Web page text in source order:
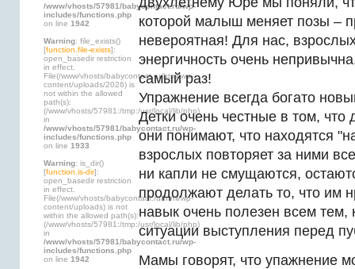
/www/vhosts/57981/babycontact.ru/wp-
includes/functions.php
on line 1942
Warning: file_exists()
[function.file-exists]:
open_basedir restriction
in effect.
File(/www/vhosts/babycontact.ru/html/wp-
content/uploads/2026) is
not within the allowed
path(s):
(/www/vhosts/57981:/tmp:/usr/local/lib/php)
in
/www/vhosts/57981/babycontact.ru/wp-
includes/functions.php
on line 1933
Warning: is_dir()
[function.is-dir]:
open_basedir restriction
in effect.
File(/www/vhosts/babycontact.ru/html/wp-
content/uploads) is not
within the allowed path(s):
(/www/vhosts/57981:/tmp:/usr/local/lib/php)
in
/www/vhosts/57981/babycontact.ru/wp-
includes/functions.php
on line 1942
которой малыш меняет позы –
невероятная! Для нас,
энергичность очень
самый раз!
Упражнение всегда богато
Детки очень честные в том, что
они понимают, что находятся
взрослых повторяет за ними
ни капли не смущаются,
продолжают делать то, что им
навык очень полезен всем тем,
ситуации выступления перед
Мамы говорят, что упажнение